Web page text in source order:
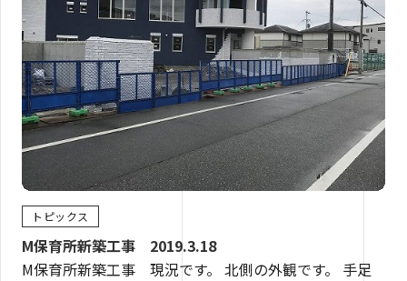
トピックス
M保育所新築工事 2019.3.18
M保育所新築工事 現況です。 北側の外観です。 手足